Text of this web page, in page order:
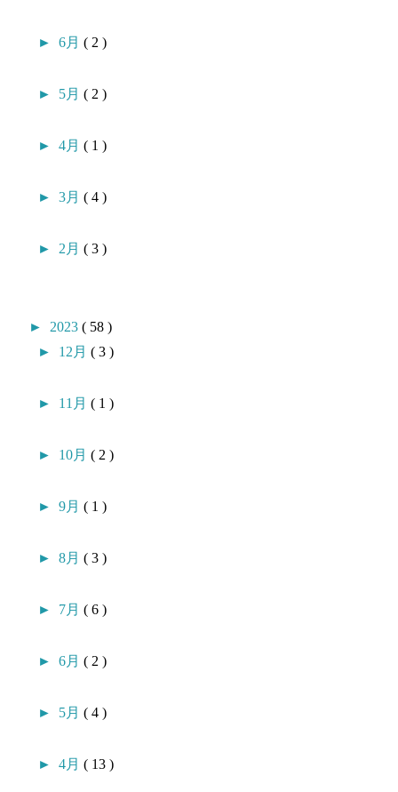
►6月( 2 )
► 5月( 2 )
►4月( 1 )
►3月( 4 )
► 2月( 3 )
► 2023( 58 )
► 12月( 3 )
► 11月( 1 )
► 10月( 2 )
►9月( 1 )
►8月( 3 )
► 7月( 6 )
►6月( 2 )
► 5月( 4 )
►4月( 13 )